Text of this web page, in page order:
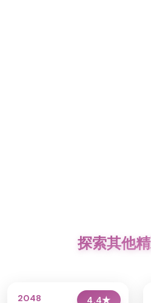
探索其他
4.4★
2048